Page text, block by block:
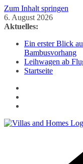
Zum Inhalt springen
6. August 2026
Aktuelles:
Ein erster Blick
Bambusvorhang
Leihwagen ab
Startseite